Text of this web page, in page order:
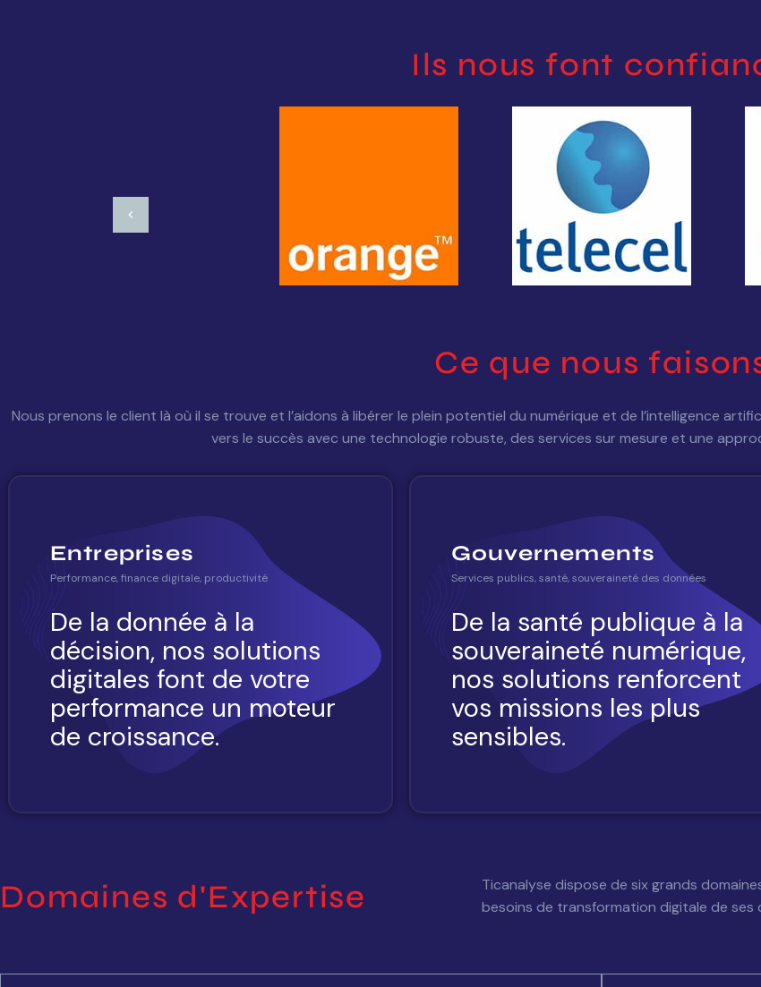
Ils nous font
Ce que nous
Nous prenons le client là où il se trouve et l’aidons à libérer le plein potentiel du numérique et de l’intelligence
vers le succès avec une technologie robuste, des services sur mesure et une
Entreprises
Performance, finance digitale, productivité
De la donnée à la
décision, nos solutions
digitales font de votre
performance un moteur
de croissance.
Gouvernements
Services publics, santé, souveraineté des données
De la santé publique à la
souveraineté numérique,
nos solutions renforcent
vos missions les plus
sensibles.
Domaines d'Expertise
Ticanalyse dispose de six grands
besoins de transformation digitale de ses